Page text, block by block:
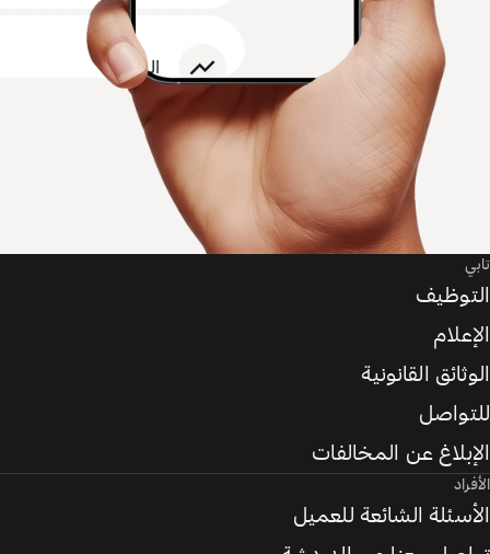
تابي
التوظيف
الإعلام
الوثائق القانونية
للتواصل
الإبلاغ عن المخالفات
الأفراد
الأسئلة الشائعة للعميل